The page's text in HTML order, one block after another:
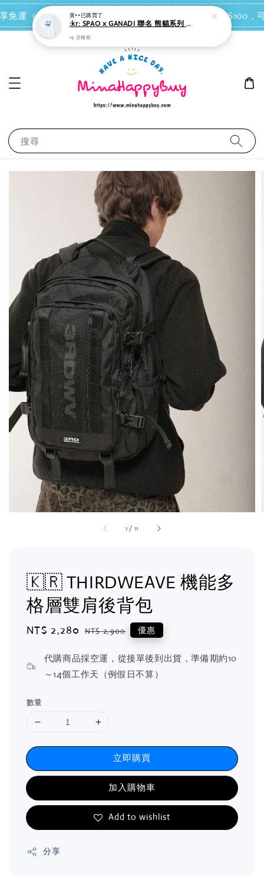
運（台灣離島地區除外） 會員每消費NT$100，可
搜尋
1 / 11
🇰🇷 THIRDWEAVE 機能多
格層雙肩後背包
Sale
NT$ 2,280 Regular
NT$ 2,900 優惠
代購商品採空運，從接單後到出貨，準備期約10
～14個工作天（例假日不算）
數量
立即購買
加入購物車
Add to wishlist
分享